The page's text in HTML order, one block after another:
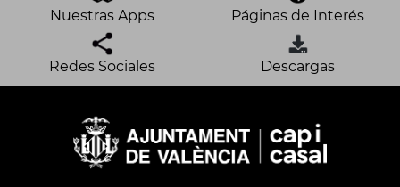
Nuestras Apps Páginas de Interés
Redes Sociales Descargas